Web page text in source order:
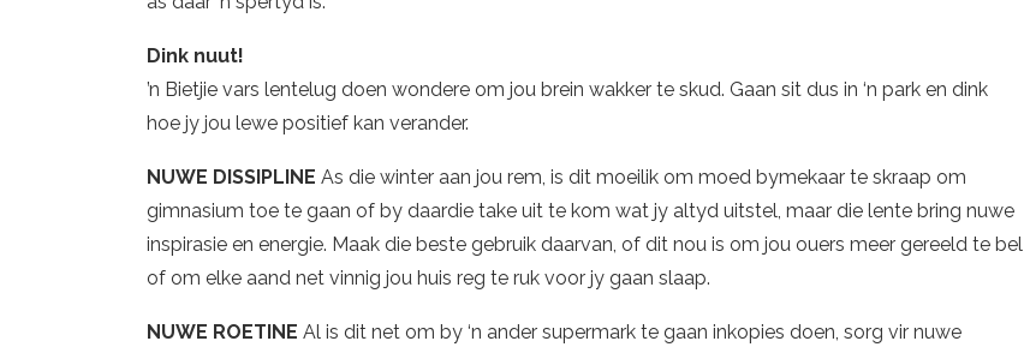
Dink nuut!
’n Bietjie vars lentelug doen wondere om jou brein wakker te skud. Gaan sit dus in ‘n park en dink
hoe jy jou lewe positief kan verander.
NUWE DISSIPLINE As die winter aan jou rem, is dit moeilik om moed bymekaar te skraap om
gimnasium toe te gaan of by daardie take uit te kom wat jy altyd uitstel, maar die lente bring nuwe
inspirasie en energie. Maak die beste gebruik daarvan, of dit nou is om jou ouers meer gereeld te bel
of om elke aand net vinnig jou huis reg te ruk voor jy gaan slaap.
NUWE ROETINE Al is dit net om by ‘n ander supermark te gaan inkopies doen, sorg vir nuwe